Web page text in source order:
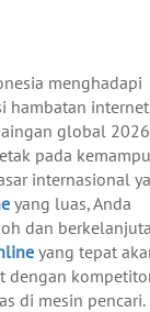
menghadapi
hambatan internet
global 2026
pada
internasional
yang luas, Anda
dan
yang tepat
dengan
di mesin pencari.